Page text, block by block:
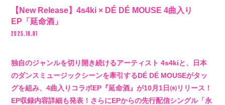
【New Release】4s4ki × DÉ DÉ MOUSE 4曲入り
EP「延命酒」
2025.10.01
独自のジャンルを切り開き続けるアーティスト 4s4kiと、日本
のダンスミュージックシーンを牽引するDÉ DÉ MOUSEがタッ
グを組み、4曲入りコラボEP『延命酒』が10月1日㈬リリース！
EP収録内容詳細も発表！さらにEPからの先行配信シングル「永